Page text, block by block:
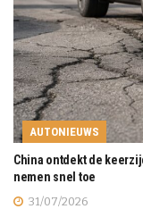
AUTONIEUWS
China ontdekt de
nemen snel toe
31/07/2026